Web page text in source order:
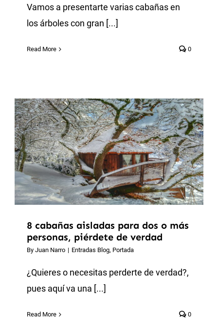
Vamos a presentarte varias cabañas en
los árboles con gran [...]
Read More 0
8 cabañas aisladas para dos o más
personas, piérdete de verdad
By Juan Narro | Entradas Blog, Portada
¿Quieres o necesitas perderte de verdad?,
pues aquí va una [...]
Read More 0